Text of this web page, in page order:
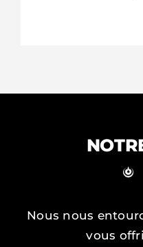
Nous nous
vous